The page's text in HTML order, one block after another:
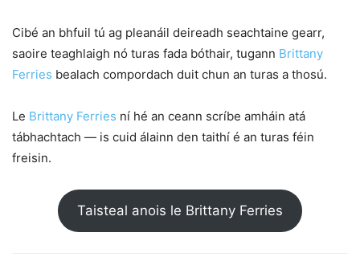
Cibé an bhfuil tú ag pleanáil deireadh seachtaine gearr,
saoire teaghlaigh nó turas fada bóthair, tugann Brittany
Ferries bealach compordach duit chun an turas a thosú.
Le Brittany Ferries ní hé an ceann scríbe amháin atá
tábhachtach — is cuid álainn den taithí é an turas féin
freisin.
Taisteal anois le Brittany Ferries